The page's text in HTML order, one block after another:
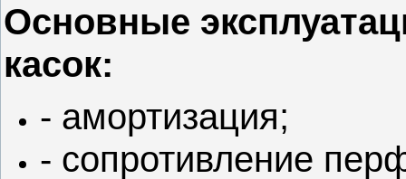
Основные
касок:
- амортизация;
- сопротивление